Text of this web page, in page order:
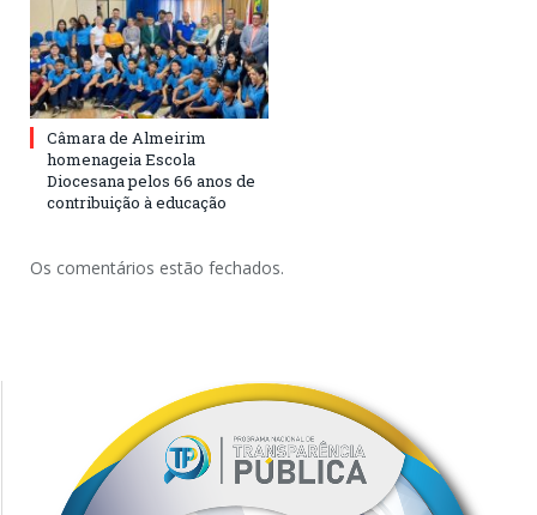
Câmara de Almeirim
homenageia Escola
Diocesana pelos 66 anos de
contribuição à educação
Os comentários estão fechados.